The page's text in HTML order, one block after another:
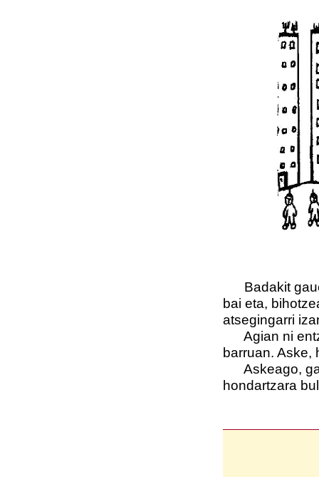
Badakit
bai eta,
atsegingarri
Agian ni
barruan. Aske,
Askeago,
hondartzara